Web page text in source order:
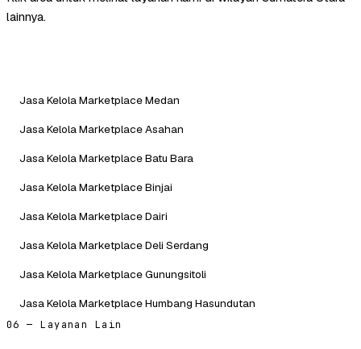
lainnya.
Jasa Kelola Marketplace Medan
Jasa Kelola Marketplace Asahan
Jasa Kelola Marketplace Batu Bara
Jasa Kelola Marketplace Binjai
Jasa Kelola Marketplace Dairi
Jasa Kelola Marketplace Deli Serdang
Jasa Kelola Marketplace Gunungsitoli
Jasa Kelola Marketplace Humbang Hasundutan
06 — Layanan Lain